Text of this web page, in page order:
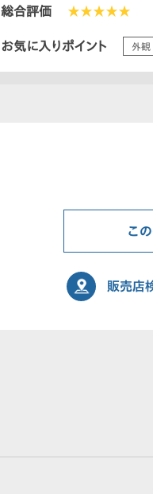
総合評価 ★★★★★
お気に入りポイント 外観
こ
販売店